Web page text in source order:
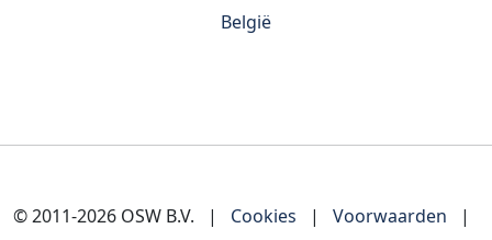
België
© 2011-2026 OSW B.V. | Cookies | Voorwaarden
|